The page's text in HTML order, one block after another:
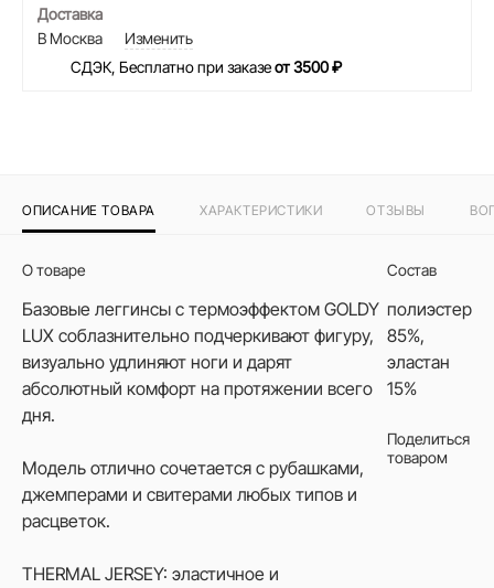
Доставка
В Москва
Изменить
СДЭК, Бесплатно при заказеот 3500 ₽
ОПИСАНИЕ ТОВАРА ХАРАКТЕРИСТИКИ ОТЗЫВЫ
О товаре
Базовые леггинсы с термоэффектом GOLDY
LUX соблазнительно подчеркивают фигуру,
визуально удлиняют ноги и дарят
абсолютный комфорт на протяжении всего
дня.
Модель отлично сочетается с рубашками,
джемперами и свитерами любых типов и
расцветок.
THERMAL JERSEY: эластичное и
Состав
полиэстер
85%,
эластан
15%
Поделиться
товаром